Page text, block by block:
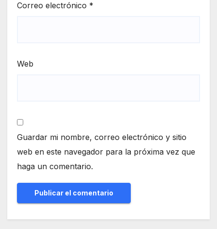
Correo electrónico *
Web
Guardar mi nombre, correo electrónico y sitio
web en este navegador para la próxima vez que
haga un comentario.